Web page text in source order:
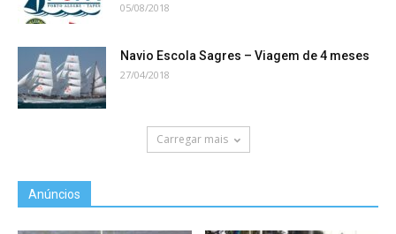
05/08/2018
Navio Escola Sagres – Viagem de 4 meses
27/04/2018
Carregar mais
Anúncios